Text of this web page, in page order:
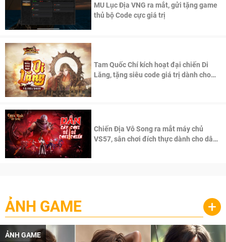
MU Lục Địa VNG ra mắt, gửi tặng game
thủ bộ Code cực giá trị
Tam Quốc Chí kích hoạt đại chiến Di
Lăng, tặng siêu code giá trị dành cho
Chiến Địa Vô Song ra mắt máy chủ
VS57, sân chơi đích thực dành cho dân
ẢNH GAME +
ẢNH GAME